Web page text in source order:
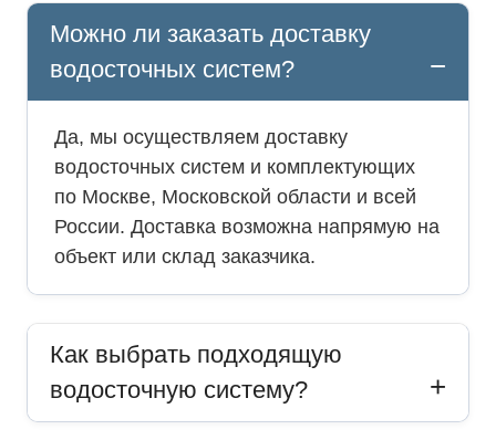
Можно ли заказать доставку
водосточных систем?
Да, мы осуществляем доставку
водосточных систем и комплектующих
по Москве, Московской области и всей
России. Доставка возможна напрямую на
объект или склад заказчика.
Как выбрать подходящую
водосточную систему?